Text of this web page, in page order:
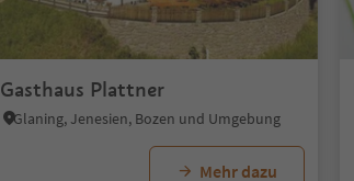
Gasthaus Plattner
Glaning, Jenesien, Bozen und Umgebung
Mehr dazu